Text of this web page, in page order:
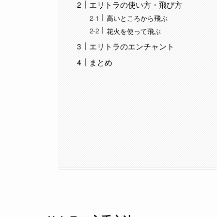
移動も非常に楽になるため、できればエリトラを
そんな超便利アイテム「エリトラ」の入手方法か